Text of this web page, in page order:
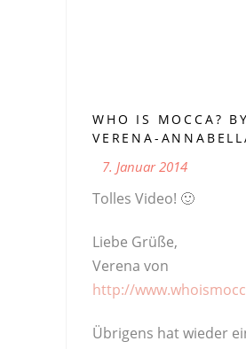
WHO IS MOCCA? BY
VERENA-
7. Januar 2014
Tolles Video! 🙂
Liebe Grüße,
Verena von
http://
Übrigens hat wieder